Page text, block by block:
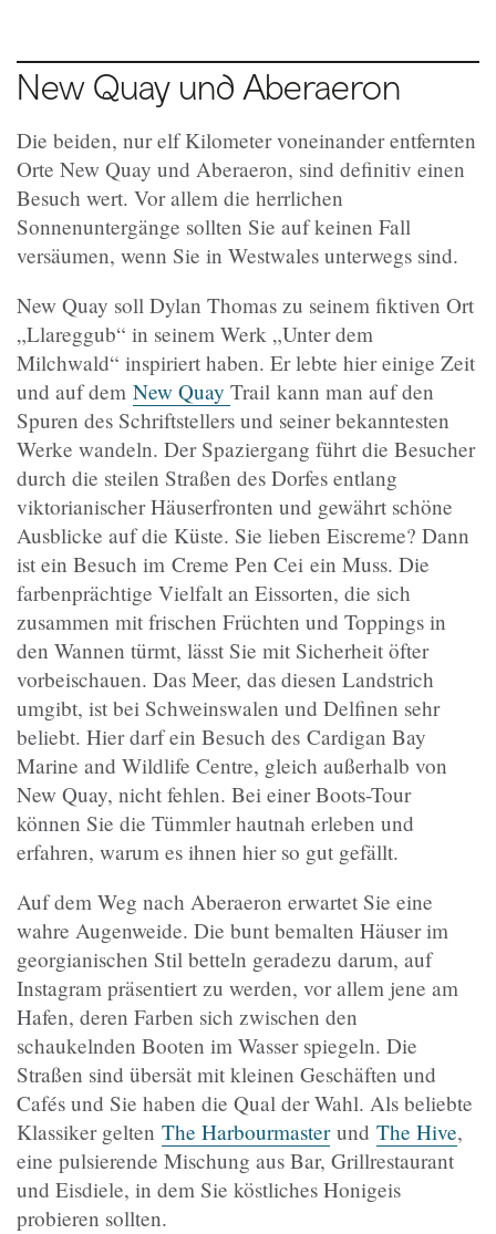
New Quay und Aberaeron
Die beiden, nur elf Kilometer voneinander entfernten
Orte New Quay und Aberaeron, sind definitiv einen
Besuch wert. Vor allem die herrlichen
Sonnenuntergänge sollten Sie auf keinen Fall
versäumen, wenn Sie in Westwales unterwegs sind.
New Quay soll Dylan Thomas zu seinem fiktiven Ort
„Llareggub“ in seinem Werk „Unter dem
Milchwald“ inspiriert haben. Er lebte hier einige Zeit
und auf dem New Quay Trail kann man auf den
Spuren des Schriftstellers und seiner bekanntesten
Werke wandeln. Der Spaziergang führt die Besucher
durch die steilen Straßen des Dorfes entlang
viktorianischer Häuserfronten und gewährt schöne
Ausblicke auf die Küste. Sie lieben Eiscreme? Dann
ist ein Besuch im Creme Pen Cei ein Muss. Die
farbenprächtige Vielfalt an Eissorten, die sich
zusammen mit frischen Früchten und Toppings in
den Wannen türmt, lässt Sie mit Sicherheit öfter
vorbeischauen. Das Meer, das diesen Landstrich
umgibt, ist bei Schweinswalen und Delfinen sehr
beliebt. Hier darf ein Besuch des Cardigan Bay
Marine and Wildlife Centre, gleich außerhalb von
New Quay, nicht fehlen. Bei einer Boots-Tour
können Sie die Tümmler hautnah erleben und
erfahren, warum es ihnen hier so gut gefällt.
Auf dem Weg nach Aberaeron erwartet Sie eine
wahre Augenweide. Die bunt bemalten Häuser im
georgianischen Stil betteln geradezu darum, auf
Instagram präsentiert zu werden, vor allem jene am
Hafen, deren Farben sich zwischen den
schaukelnden Booten im Wasser spiegeln. Die
Straßen sind übersät mit kleinen Geschäften und
Cafés und Sie haben die Qual der Wahl. Als beliebte
Klassiker gelten The Harbourmasterund The Hive,
eine pulsierende Mischung aus Bar, Grillrestaurant
und Eisdiele, in dem Sie köstliches Honigeis
probieren sollten.